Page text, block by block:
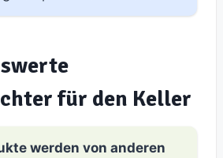
für den Keller
werden von anderen